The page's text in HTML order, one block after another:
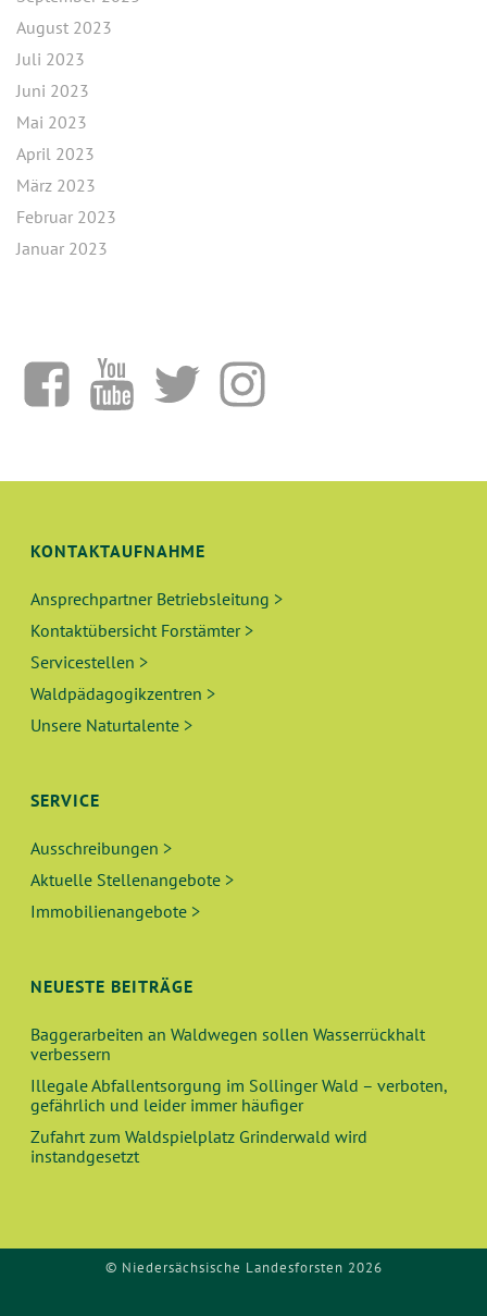
August 2023
Juli 2023
Juni 2023
Mai 2023
April 2023
März 2023
Februar 2023
Januar 2023
KONTAKTAUFNAHME
Ansprechpartner Betriebsleitung >
Kontaktübersicht Forstämter >
Servicestellen >
Waldpädagogikzentren >
Unsere Naturtalente >
SERVICE
Ausschreibungen >
Aktuelle Stellenangebote >
Immobilienangebote >
NEUESTE BEITRÄGE
Baggerarbeiten an Waldwegen sollen Wasserrückhalt
verbessern
Illegale Abfallentsorgung im Sollinger Wald – verboten,
gefährlich und leider immer häufiger
Zufahrt zum Waldspielplatz Grinderwald wird
instandgesetzt
© Niedersächsische Landesforsten 2026